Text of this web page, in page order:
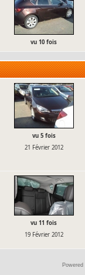
vu 10 fois
vu 5 fois
21 Février 2012
vu 11 fois
19 Février 2012